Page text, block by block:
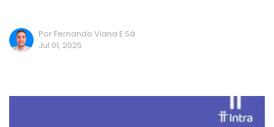
Por Fernando Viana E Sá
Jul 01, 2025